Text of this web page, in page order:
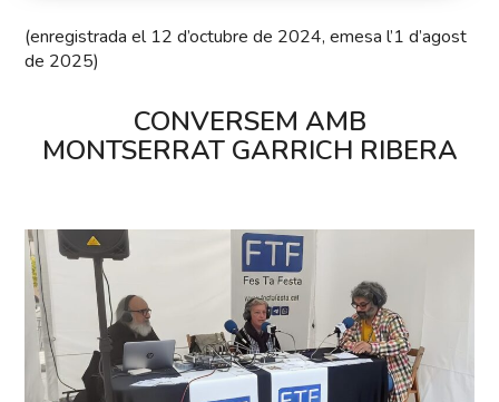
(enregistrada el 12 d’octubre de 2024, emesa l’1 d’agost
de 2025)
CONVERSEM AMB
MONTSERRAT GARRICH RIBERA